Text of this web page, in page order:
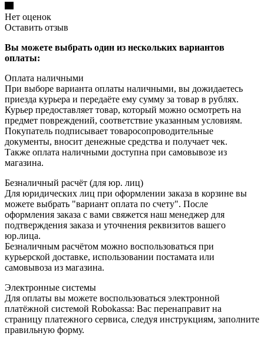
Нет оценок
Оставить отзыв
Вы можете выбрать один из нескольких вариантов
оплаты:
Оплата наличными
При выборе варианта оплаты наличными, вы дожидаетесь
приезда курьера и передаёте ему сумму за товар в рублях.
Курьер предоставляет товар, который можно осмотреть на
предмет повреждений, соответствие указанным условиям.
Покупатель подписывает товаросопроводительные
документы, вносит денежные средства и получает чек.
Также оплата наличными доступна при самовывозе из
магазина.
Безналичный расчёт (для юр. лиц)
Для юридических лиц при оформлении заказа в корзине вы
можете выбрать "вариант оплата по счету". После
оформления заказа с вами свяжется наш менеджер для
подтверждения заказа и уточнения реквизитов вашего
юр.лица.
Безналичным расчётом можно воспользоваться при
курьерской доставке, использовании постамата или
самовывоза из магазина.
Электронные системы
Для оплаты вы можете воспользоваться электронной
платёжной системой Robokassa: Вас перенаправит на
страницу платежного сервиса, следуя инструкциям, заполните
правильную форму.